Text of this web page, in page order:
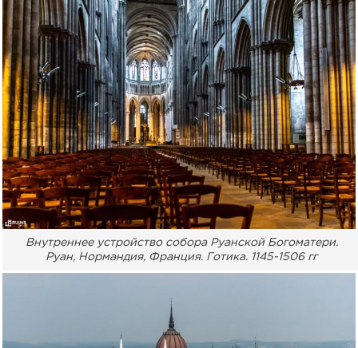
Внутреннее устройство собора Руанской Богоматери.
Руан, Нормандия, Франция. Готика. 1145-1506 гг